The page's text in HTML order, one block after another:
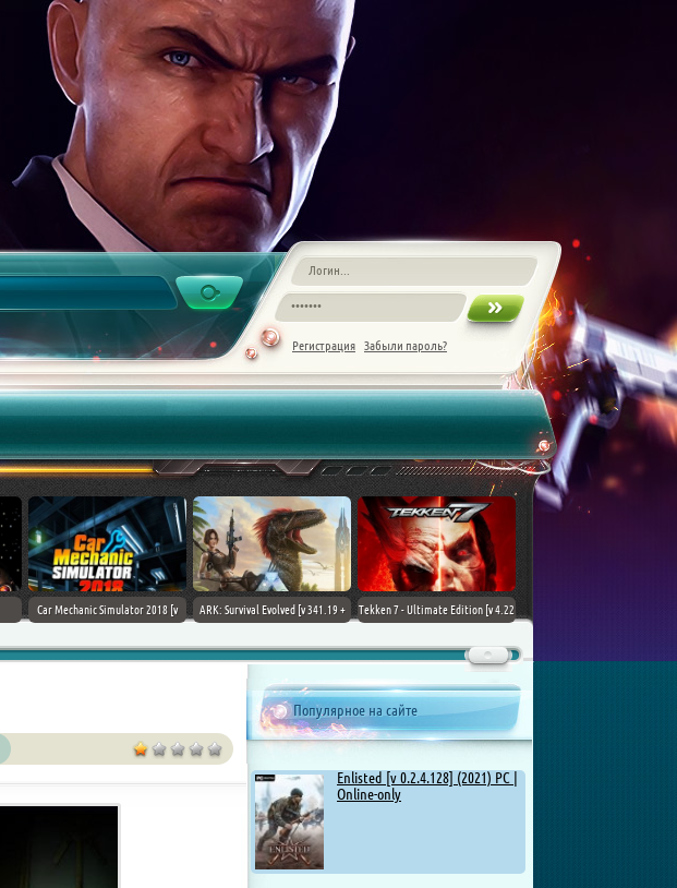
Регистрация Забыли пароль?
Car Mechanic Simulator 2018 [v
ARK: Survival Evolved [v 341.19 +
Tekken 7 - Ultimate Edition [v 4.22
Chovka
Популярное на сайте
Enlisted [v 0.2.4.128] (2021) PC |
Online-only